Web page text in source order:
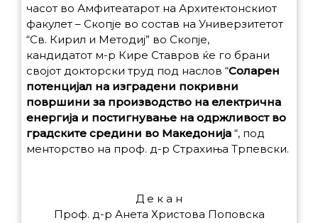
часот во Амфитеатарот на Архитектонскиот
факулет – Скопје во состав на Универзитетот
“Св. Кирил и Методиј” во Скопје,
кандидатот м-р Кире Ставров ќе го брани
својот докторски труд под наслов “Соларен
потенцијал на изградени покривни
површини за производство на електрична
енергија и постигнување на одржливост во
градските средини во Македонија “, под
менторство на проф. д-р Страхиња Трпевски.
Д е к а н
Проф. д-р Анета Христова Поповска